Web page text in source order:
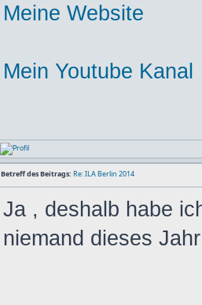
Meine Website
Mein Youtube Kanal
Betreff des Beitrags: Re: ILA Berlin 2014
Ja , deshalb habe
niemand dieses